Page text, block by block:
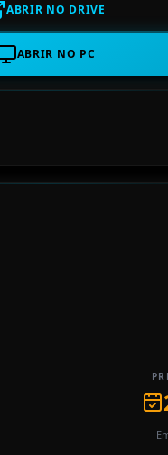
ABRIR NO DRIVE
ABRIR NO PC